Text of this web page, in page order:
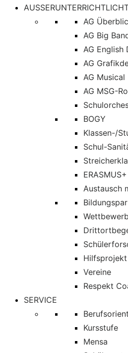
AG
AG Big
AG English
AG
AG Musical
AG MSG-
BOGY
Klassen-/
Schul-
ERASMUS+
Austausch
Vereine
Respekt
SERVICE
Kursstufe
Mensa